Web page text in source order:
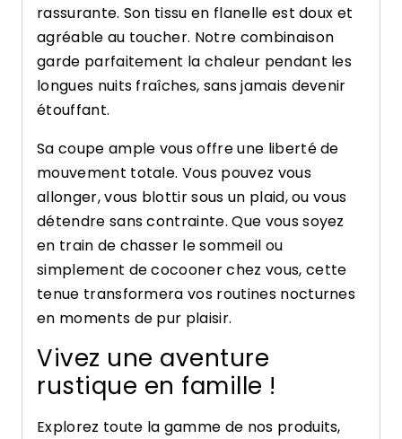
rassurante. Son tissu en flanelle est doux et
agréable au toucher. Notre combinaison
garde parfaitement la chaleur pendant les
longues nuits fraîches, sans jamais devenir
étouffant.
Sa coupe ample vous offre une liberté de
mouvement totale. Vous pouvez vous
allonger, vous blottir sous un plaid, ou vous
détendre sans contrainte. Que vous soyez
en train de chasser le sommeil ou
simplement de cocooner chez vous, cette
tenue transformera vos routines nocturnes
en moments de pur plaisir.
Vivez une aventure
rustique en famille !
Explorez toute la gamme de nos produits,